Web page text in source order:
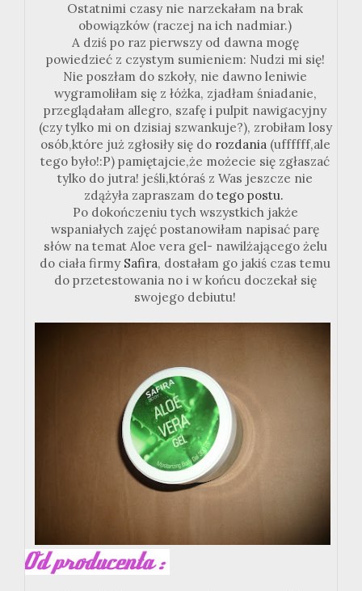
Ostatnimi czasy nie narzekałam na brak
obowiązków (raczej na ich nadmiar.)
A dziś po raz pierwszy od dawna mogę
powiedzieć z czystym sumieniem: Nudzi mi się!
Nie poszłam do szkoły, nie dawno leniwie
wygramoliłam się z łóżka, zjadłam śniadanie,
przeglądałam allegro, szafę i pulpit nawigacyjny
(czy tylko mi on dzisiaj szwankuje?), zrobiłam losy
osób,które już zgłosiły się do rozdania (uffffff,ale
tego było!:P) pamiętajcie,że możecie się zgłaszać
tylko do jutra! jeśli,któraś z Was jeszcze nie
zdążyła zapraszam do tego postu.
Po dokończeniu tych wszystkich jakże
wspaniałych zajęć postanowiłam napisać parę
słów na temat Aloe vera gel- nawilżającego żelu
do ciała firmy Safira, dostałam go jakiś czas temu
do przetestowania no i w końcu doczekał się
swojego debiutu!